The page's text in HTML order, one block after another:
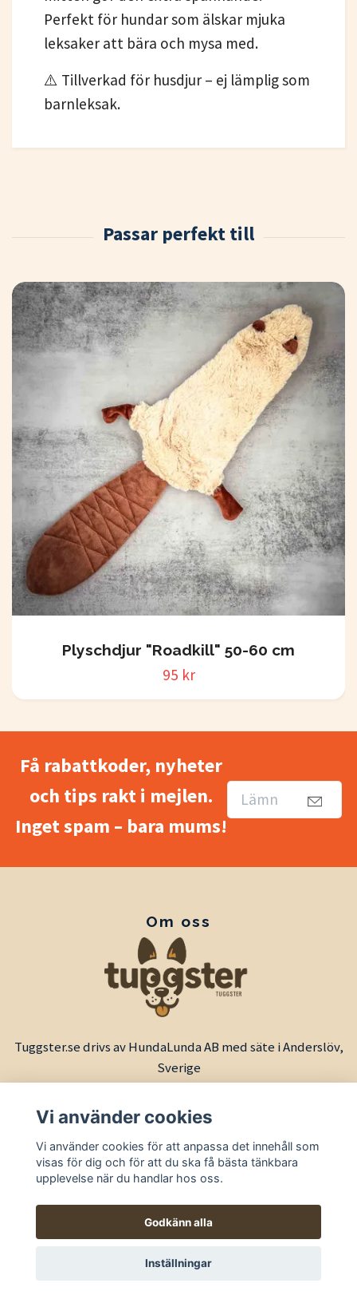
Perfekt för hundar som älskar mjuka
leksaker att bära och mysa med.
⚠️ Tillverkad för husdjur – ej lämplig som
barnleksak.
Plyschdjur "Roadkill" 50-60 cm
95 kr
Få rabattkoder, nyheter
och tips rakt i mejlen.
Inget spam – bara mums!
Om oss
Tuggster.se drivs av HundaLunda AB med säte i Anderslöv,
Sverige
© 2026 Tuggster by HundaLunda
Vi använder cookies
Vi använder cookies för att anpassa det innehåll som
visas för dig och för att du ska få bästa tänkbara
upplevelse när du handlar hos oss.
Godkänn alla
Inställningar